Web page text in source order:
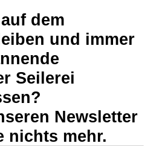
dem
und immer
Seilerei
Newsletter
nichts mehr.